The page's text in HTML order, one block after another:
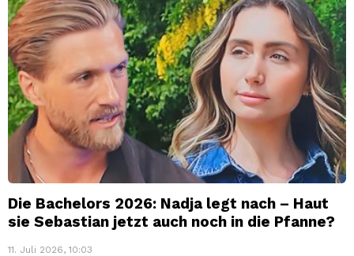
Die Bachelors 2026: Nadja legt nach – Haut
sie Sebastian jetzt auch noch in die Pfanne?
11. Juli 2026, 10:03